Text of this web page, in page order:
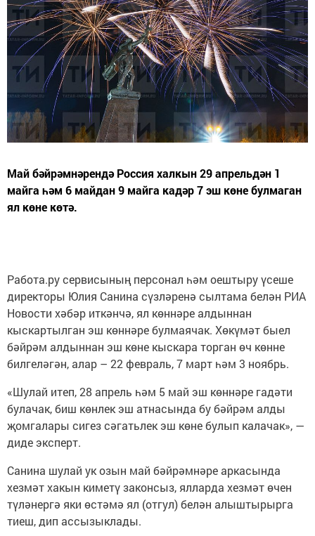
Май бәйрәмнәрендә Россия халкын 29 апрельдән 1
майга һәм 6 майдан 9 майга кадәр 7 эш көне булмаган
ял көне көтә.
Работа.ру сервисының персонал һәм оештыру үсеше
директоры Юлия Санина сүзләренә сылтама белән РИА
Новости хәбәр иткәнчә, ял көннәре алдыннан
кыскартылган эш көннәре булмаячак. Хөкүмәт быел
бәйрәм алдыннан эш көне кыскара торган өч көнне
билгеләгән, алар – 22 февраль, 7 март һәм 3 ноябрь.
«Шулай итеп, 28 апрель һәм 5 май эш көннәре гадәти
булачак, биш көнлек эш атнасында бу бәйрәм алды
җомгалары сигез сәгатьлек эш көне булып калачак», —
диде эксперт.
Санина шулай ук озын май бәйрәмнәре аркасында
хезмәт хакын киметү законсыз, ялларда хезмәт өчен
түләнергә яки өстәмә ял (отгул) белән алыштырырга
тиеш, дип ассызыклады.